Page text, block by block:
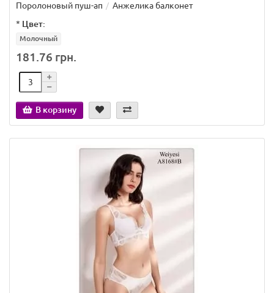
Поролоновый пуш-ап
Анжелика балконет
* Цвет:
Молочный
181.76 грн.
В корзину